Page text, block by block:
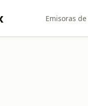
Emisoras